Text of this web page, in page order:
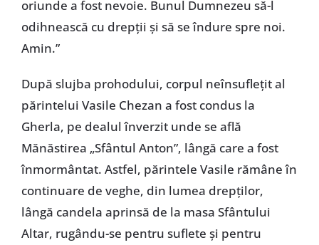
oriunde a fost nevoie. Bunul Dumnezeu să-l
odihnească cu drepţii şi să se îndure spre noi.
Amin.”
După slujba prohodului, corpul neînsufleţit al
părintelui Vasile Chezan a fost condus la
Gherla, pe dealul înverzit unde se află
Mănăstirea „Sfântul Anton”, lângă care a fost
înmormântat. Astfel, părintele Vasile rămâne în
continuare de veghe, din lumea drepţilor,
lângă candela aprinsă de la masa Sfântului
Altar, rugându-se pentru suflete şi pentru